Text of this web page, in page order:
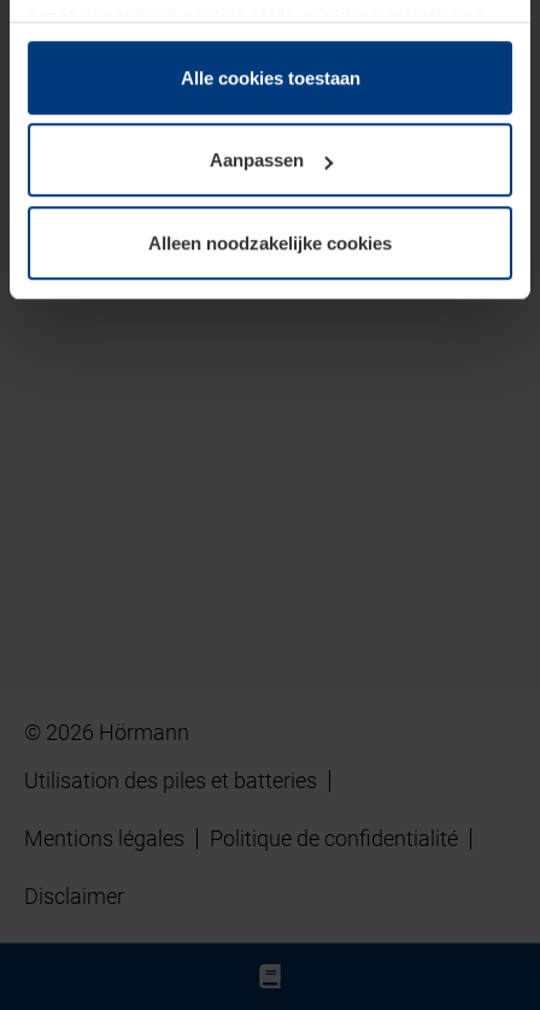
hun diensten hebben verzameld.
Juridisch hebben wij het recht om cookies op uw
van deze pagina's absoluut vereist is. Voor alle andere
soorten cookies is uw toestemming benodigd. Uw
toestemming kunt u op elk moment bij de uitleg van de
wijzigen of herroepen.
Alle cookies toestaan
Aanpassen
Alleen noodzakelijke cookies
© 2026 Hörmann
Utilisation des piles et batteries
Mentions légales Politique de confidentialité
Disclaimer